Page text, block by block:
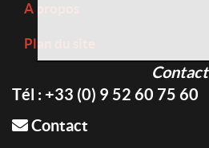
A propos
Plan du site
Contact
Tél : +33 (0) 9 52 60 75 60
Contact